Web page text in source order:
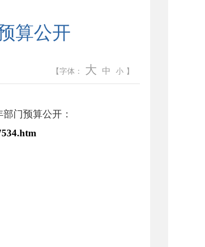
算公开
【字体： 大 中 小 】
部门预算公开：